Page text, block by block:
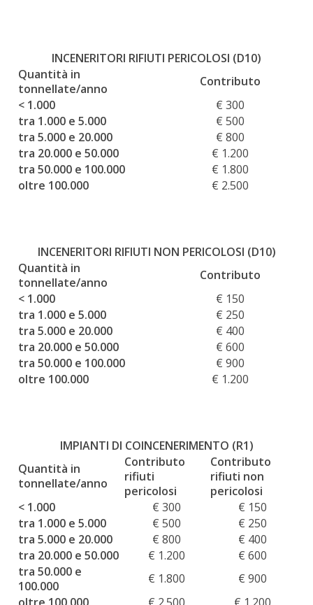
INCENERITORI RIFIUTI PERICOLOSI (D10)
Quantità in
tonnellate/anno
Contributo
< 1.000
€ 300
tra 1.000 e 5.000
€ 500
tra 5.000 e 20.000
€ 800
tra 20.000 e 50.000
€ 1.200
tra 50.000 e 100.000
€ 1.800
oltre 100.000
€ 2.500
INCENERITORI RIFIUTI NON PERICOLOSI (D10)
Quantità in
tonnellate/anno
Contributo
< 1.000
€ 150
tra 1.000 e 5.000
€ 250
tra 5.000 e 20.000
€ 400
tra 20.000 e 50.000
€ 600
tra 50.000 e 100.000
€ 900
oltre 100.000
€ 1.200
IMPIANTI DI COINCENERIMENTO (R1)
Quantità in
tonnellate/anno
Contributo
rifiuti
pericolosi
Contributo
rifiuti non
pericolosi
< 1.000
€ 300
€ 150
tra 1.000 e 5.000
€ 500
€ 250
tra 5.000 e 20.000
€ 800
€ 400
tra 20.000 e 50.000
€ 1.200
€ 600
tra 50.000 e
100.000
€ 1.800
€ 900